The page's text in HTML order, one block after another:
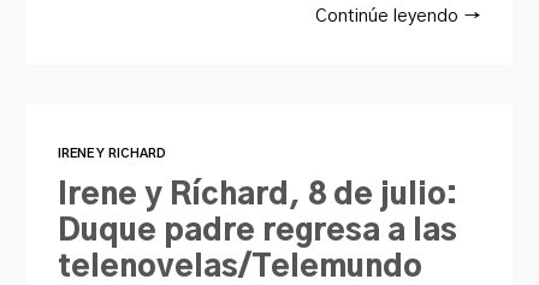
Continúe leyendo →
IRENE Y RICHARD
Irene y Ríchard, 8 de julio:
Duque padre regresa a las
telenovelas/Telemundo